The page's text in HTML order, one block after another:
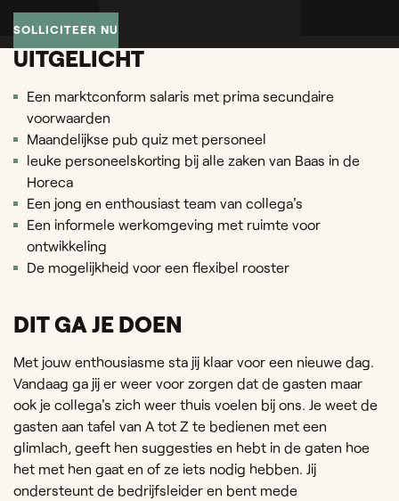
SOLLICITEER NU
UITGELICHT
Een marktconform salaris met prima secundaire
voorwaarden
Maandelijkse pub quiz met personeel
leuke personeelskorting bij alle zaken van Baas in de
Horeca
Een jong en enthousiast team van collega's
Een informele werkomgeving met ruimte voor
ontwikkeling
De mogelijkheid voor een flexibel rooster
DIT GA JE DOEN
Met jouw enthousiasme sta jij klaar voor een nieuwe dag.
Vandaag ga jij er weer voor zorgen dat de gasten maar
ook je collega's zich weer thuis voelen bij ons. Je weet de
gasten aan tafel van A tot Z te bedienen met een
glimlach, geeft hen suggesties en hebt in de gaten hoe
het met hen gaat en of ze iets nodig hebben. Jij
ondersteunt de bedrijfsleider en bent mede